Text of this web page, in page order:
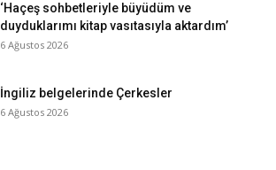
‘Haçeş sohbetleriyle büyüdüm ve
duyduklarımı kitap vasıtasıyla aktardım’
6 Ağustos 2026
İngiliz belgelerinde Çerkesler
6 Ağustos 2026